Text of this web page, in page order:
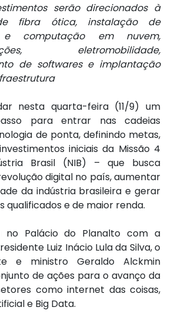
serão direcionados à
fibra ótica, instalação de
e computação em nuvem,
eletromobilidade,
de softwares e implantação
nesta quarta-feira (11/9) um
para entrar nas cadeias
de ponta, definindo metas,
iniciais da Missão 4
Brasil (NIB) – que busca
digital no país, aumentar
da indústria brasileira e gerar
qualificados e de maior renda.
no Palácio do Planalto com a
Luiz Inácio Lula da Silva, o
e ministro Geraldo Alckmin
de ações para o avanço da
como internet das coisas,
e Big Data.